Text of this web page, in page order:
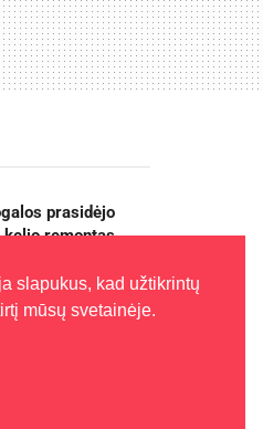
prasidėjo
remontas
traukiniais iš
jau šį rudenį
slapukus, kad užtikrintų
mūsų svetainėje.